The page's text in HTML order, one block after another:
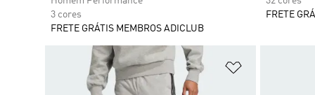
3 cores
FRETE GRÁTIS MEMBROS ADICLUB
FRETE